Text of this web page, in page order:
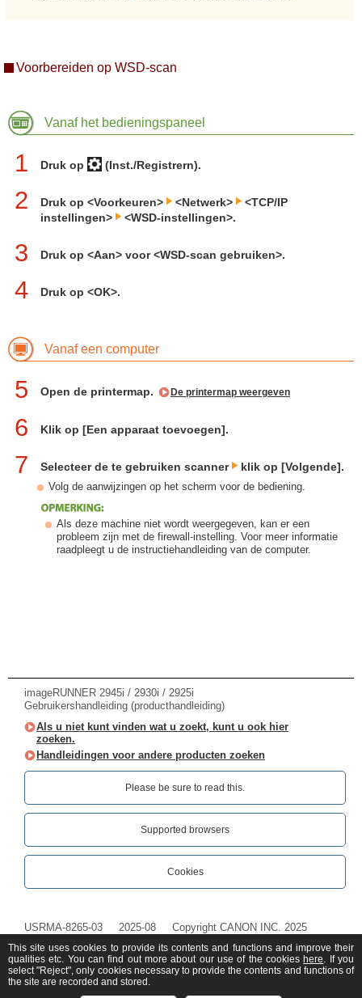
Voorbereiden op WSD-scan
Vanaf het bedieningspaneel
1 Druk op (Inst./Registrern).
2 Druk op <Voorkeuren> <Netwerk>
<TCP/IP
instellingen>
<WSD-instellingen>.
3 Druk op <Aan> voor <WSD-scan gebruiken>.
4 Druk op <OK>.
Vanaf een computer
5 Open de printermap. De printermap weergeven
6 Klik op [Een apparaat toevoegen].
7 Selecteer de te gebruiken scanner klik op [Volgende].
Volg de aanwijzingen op het scherm voor de bediening.
Als deze machine niet wordt weergegeven, kan er een
probleem zijn met de firewall-instelling. Voor meer informatie
raadpleegt u de instructiehandleiding van de computer.
imageRUNNER 2945i / 2930i / 2925i
Gebruikershandleiding (producthandleiding)
Als u niet kunt vinden wat u zoekt, kunt u ook hier
zoeken.
Handleidingen voor andere producten zoeken
Please be sure to read this.‎
Supported browsers
Cookies
USRMA-8265-03 2025-08 Copyright CANON INC. 2025
This site uses cookies to provide its contents and functions and improve their
qualities etc. You can find out more about our use of the cookies here. If you
select "Reject", only cookies necessary to provide the contents and functions of
the site are recorded and stored.